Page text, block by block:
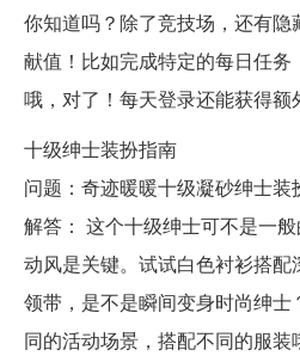
你知道吗？除了竞技场，还有
献值！比如完成特定的每日任务
哦，对了！每天登录还能获得额
十级绅士装扮指南
问题：奇迹暖暖十级凝砂绅士装
解答： 这个十级绅士可不是一
动风是关键。试试白色衬衫搭
领带，是不是瞬间变身时尚绅
同的活动场景，搭配不同的服